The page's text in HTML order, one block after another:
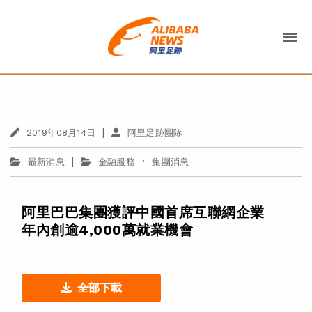
2019年08月14日 | 阿里足跡團隊
最新消息 | 金融服務 · 集團消息
阿里巴巴集團獲評中國首席互聯網企業
年內創逾4,000萬就業機會
全部下載